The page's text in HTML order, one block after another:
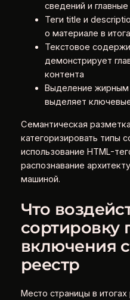
сведений и
Теги title и
о материале в
Текстовое
демонстрирует
контента
Выделение жирным
выделяет
Семантическая
категоризировать типы
использование HTML-
распознавание
машиной.
Что
сортировку
включения
реестр
Место страницы в итогах